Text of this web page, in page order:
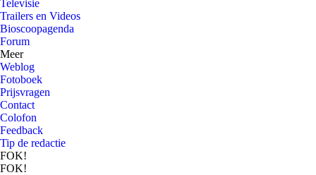
Televisie
Trailers en Videos
Bioscoopagenda
Forum
Meer
Weblog
Fotoboek
Prijsvragen
Contact
Colofon
Feedback
Tip de redactie
FOK!
FOK!